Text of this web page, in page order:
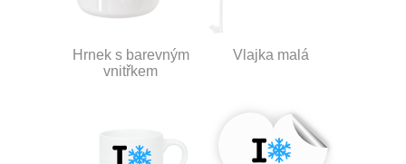
Hrnek s barevným
vnitřkem
Vlajka malá